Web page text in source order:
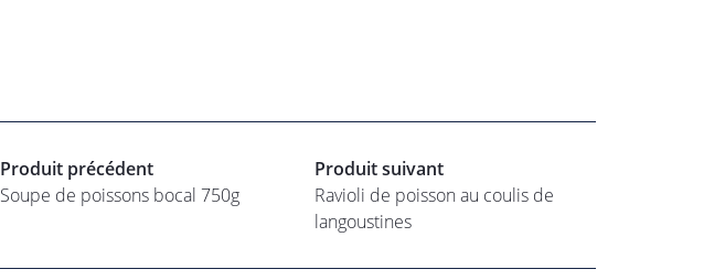
Produit précédent
Soupe de poissons bocal 750g
Produit suivant
Ravioli de poisson au coulis de
langoustines